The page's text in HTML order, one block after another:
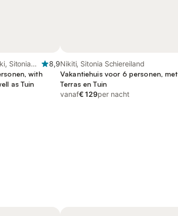
Sitonia
8,9
with
as Tuin
Nikiti, Sitonia Schiereiland
Vakantiehuis voor 6 personen, met
Terras en Tuin
vanaf€ 129per nacht